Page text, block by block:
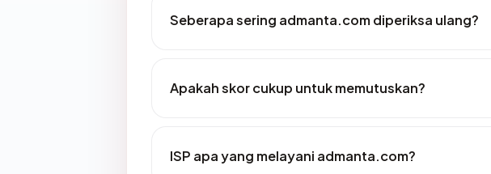
Seberapa sering admanta.com diperiksa ulang?
Apakah skor cukup untuk memutuskan?
ISP apa yang melayani admanta.com?